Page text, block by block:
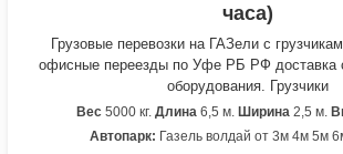
часа)
Грузовые перевозки на ГАЗели с
офисные переезды по Уфе РБ РФ доставка
оборудования. Грузчики
Вес 5000 кг. Длина 6,5 м. Ширина 2,5 м.
Автопарк: Газель волдай от 3м 4м 5м